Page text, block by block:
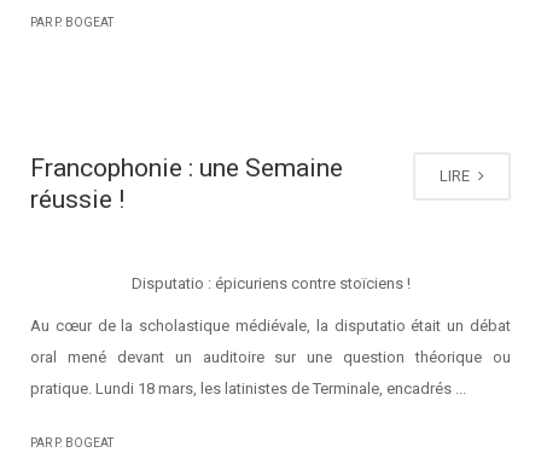
PAR P. BOGEAT
LIRE
Francophonie : une Semaine
réussie !
Disputatio : épicuriens contre stoïciens !
Au cœur de la scholastique médiévale, la disputatio était un débat
oral mené devant un auditoire sur une question théorique ou
pratique. Lundi 18 mars, les latinistes de Terminale, encadrés ...
PAR P. BOGEAT